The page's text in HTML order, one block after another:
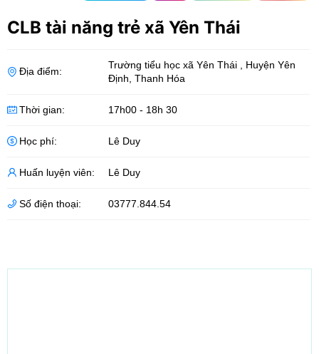
CLB tài năng trẻ xã Yên Thái
Địa điểm:
Trường tiểu học xã Yên Thái
Huyện Yên
Định Thanh Hóa
Thời gian: 17h00 - 18h 30
Học phí: Lê Duy
Huấn luyện viên: Lê Duy
Số điện thoại: 03777.844.54